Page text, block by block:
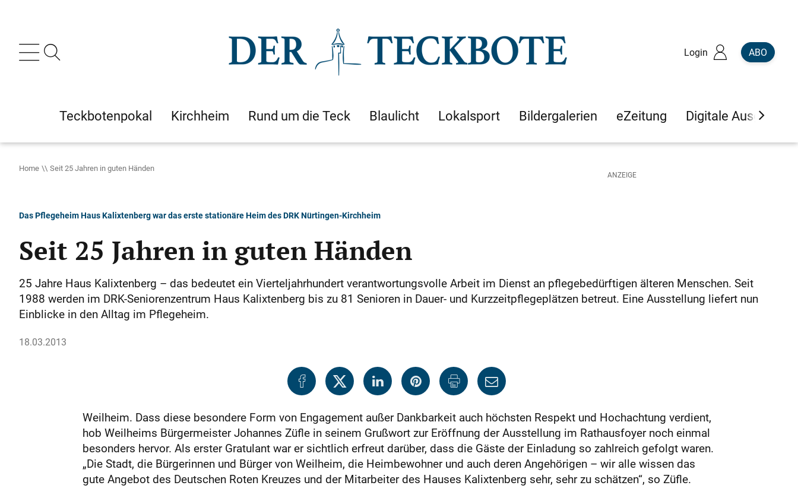
Login ABO
Teckbotenpokal Kirchheim Rund um die Teck Blaulicht Lokalsport Bildergalerien eZeitung Digitale Ausgaben
Home Seit 25 Jahren in guten Händen
Das Pflegeheim Haus Kalixtenberg war das erste stationäre Heim des DRK Nürtingen-Kirchheim
Seit 25 Jahren in guten Händen
25 Jahre Haus Kalixtenberg – das bedeutet ein Vierteljahrhundert verantwortungsvolle Arbeit im Dienst an pflegebedürftigen älteren Menschen. Seit
1988 werden im DRK-Seniorenzentrum Haus Kalixtenberg bis zu 81 Senioren in Dauer- und Kurzzeitpflegeplätzen betreut. Eine Ausstellung liefert nun
Einblicke in den Alltag im Pflegeheim.
18.03.2013
Weilheim. Dass diese besondere Form von Engagement außer Dankbarkeit auch höchsten Respekt und Hochachtung verdient,
hob Weilheims Bürgermeister Johannes Züfle in seinem Grußwort zur Eröffnung der Ausstellung im Rathausfoyer noch einmal
besonders hervor. Als erster Gratulant war er sichtlich erfreut darüber, dass die Gäste der Einladung so zahlreich gefolgt waren.
„Die Stadt, die Bürgerinnen und Bürger von Weilheim, die Heimbewohner und auch deren Angehörigen – wir alle wissen das
gute Angebot des Deutschen Roten Kreuzes und der Mitarbeiter des Hauses Kalixtenberg sehr, sehr zu schätzen“, so Züfle.